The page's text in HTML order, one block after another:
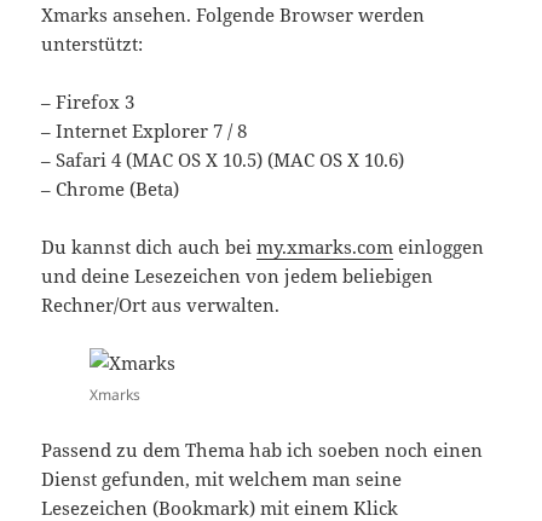
Xmarks ansehen. Folgende Browser werden
unterstützt:
– Firefox 3
– Internet Explorer 7 / 8
– Safari 4 (MAC OS X 10.5) (MAC OS X 10.6)
– Chrome (Beta)
Du kannst dich auch beimy.xmarks.com einloggen
und deine Lesezeichen von jedem beliebigen
Rechner/Ort aus verwalten.
Xmarks
Passend zu dem Thema hab ich soeben noch einen
Dienst gefunden, mit welchem man seine
Lesezeichen (Bookmark) mit einem Klick